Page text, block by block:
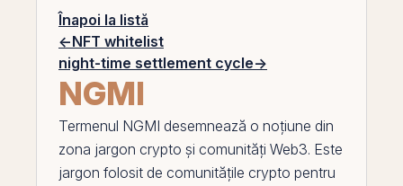
Înapoi la listă
←NFT whitelist
night-time settlement cycle→
NGMI
Termenul NGMI desemnează o noțiune din
zona jargon crypto și comunități Web3. Este
jargon folosit de comunitățile crypto pentru